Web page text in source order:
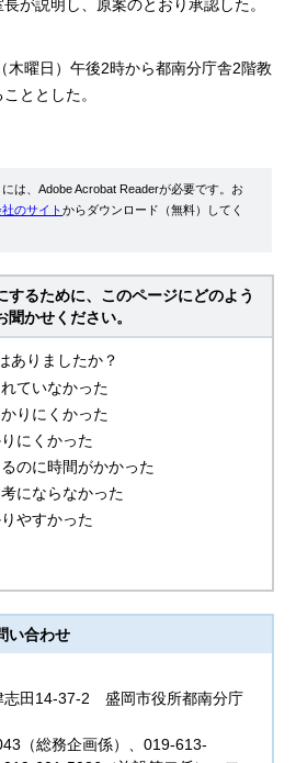
が説明し、原案のとおり承認した。
木曜日）午後2時から都南分庁舎2階教
ととした。
は、Adobe Acrobat Readerが必要です。お
のサイトからダウンロード（無料）してく
するために、このページにどのよう
かせください。
ありましたか？
ていなかった
りにくかった
にくかった
のに時間がかかった
にならなかった
やすかった
い合わせ
田14-37-2 盛岡市役所都南分庁
（総務企画係）、019-613-